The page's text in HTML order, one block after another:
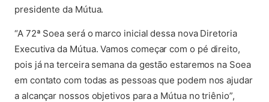
presidente da Mútua.
“A 72ª Soea será o marco inicial dessa nova Diretoria
Executiva da Mútua. Vamos começar com o pé direito,
pois já na terceira semana da gestão estaremos na Soea
em contato com todas as pessoas que podem nos ajudar
a alcançar nossos objetivos para a Mútua no triênio”,